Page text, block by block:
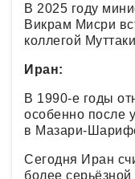
В 2025 году
Викрам Мисри
коллегой
Иран:
В 1990-е годы
особенно после
в Мазари-
Сегодня Иран
более серьёзной